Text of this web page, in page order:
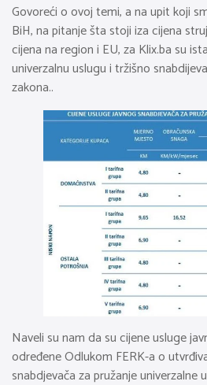
Govoreći o ovoj temi, a na upit koji
BiH, na pitanje šta stoji iza cijena
cijena na region i EU, za Klix.ba su
univerzalnu uslugu i tržišno
zakona..
Naveli su nam da su cijene usluge
određene Odlukom FERK-a o
snabdjevača za pružanje univerzalne